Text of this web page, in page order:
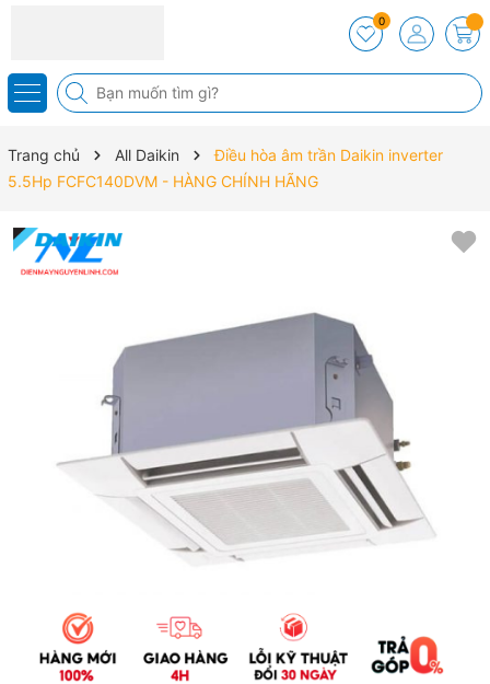
0
Trang chủ All Daikin
Điều hòa âm trần Daikin inverter
5.5Hp FCFC140DVM - HÀNG CHÍNH HÃNG